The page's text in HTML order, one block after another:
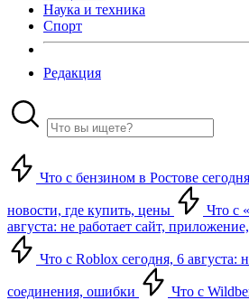
Наука и техника
Спорт
Редакция
Что с бензином в Ростове
новости, где купить, цены
Что с
августа: не работает сайт,
Что с Roblox сегодня, 6 августа:
соединения, ошибки Что с